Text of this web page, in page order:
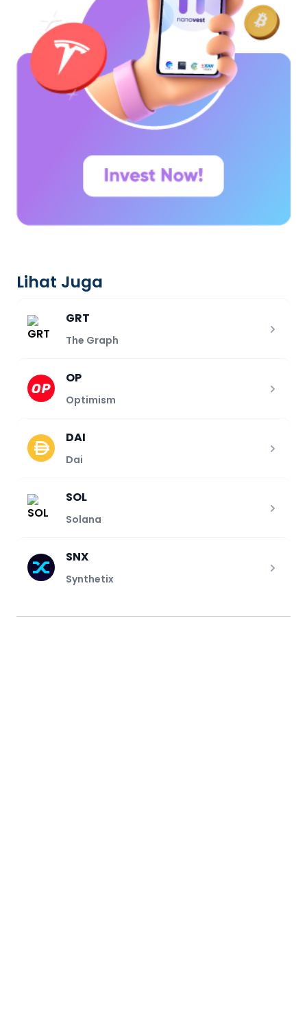
Lihat Juga
GRT
The Graph
OP
Optimism
DAI
Dai
SOL
Solana
SNX
Synthetix